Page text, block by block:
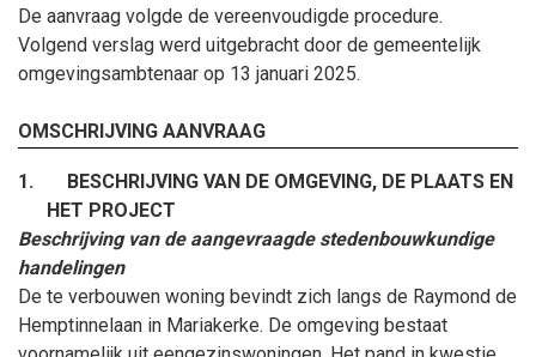
De aanvraag volgde de vereenvoudigde procedure.
Volgend verslag werd uitgebracht door de gemeentelijk
omgevingsambtenaar op 13 januari 2025.
OMSCHRIJVING AANVRAAG
1.
BESCHRIJVING VAN DE OMGEVING, DE PLAATS EN
HET PROJECT
Beschrijving van de aangevraagde stedenbouwkundige
handelingen
De te verbouwen woning bevindt zich langs de Raymond de
Hemptinnelaan in Mariakerke. De omgeving bestaat